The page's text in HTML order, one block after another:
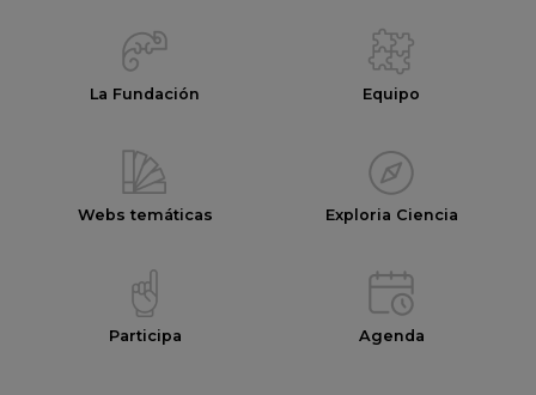
La Fundación Equipo
Webs temáticas Exploria Ciencia
Participa Agenda